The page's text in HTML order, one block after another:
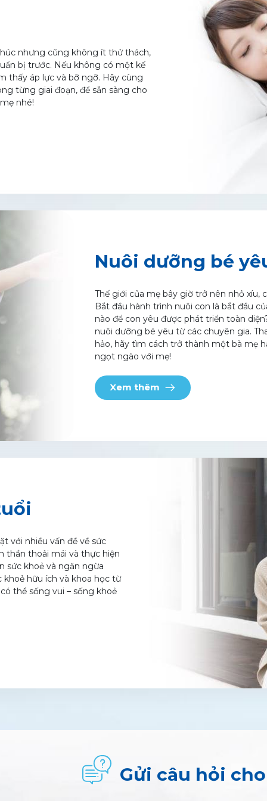
Oggi Gold GROW Nutritional Drink
Oggi Gold SMARTIE Nutritional Drink
ColosBaby Bio Gold
Colos DHA+
nhưng cũng không ít thử thách,
bị trước. Nếu không có một kế
thấy áp lực và bỡ ngỡ. Hãy cùng
từng giai đoạn, để sẵn sàng cho
nhé!
Nuôi dưỡng bé
Thế giới của mẹ bây giờ trở nên nhỏ
Bắt đầu hành trình nuôi con là bắt đầu
nào để con yêu được phát triển toàn
nuôi dưỡng bé yêu từ các chuyên gia.
hảo, hãy tìm cách trở thành một bà mẹ
ngọt ngào với mẹ!
Xem thêm
với nhiều vấn đề về sức
thần thoải mái và thực hiện
sức khoẻ và ngăn ngừa
hữu ích và khoa học từ
thể sống vui – sống khoẻ
Gửi câu hỏi